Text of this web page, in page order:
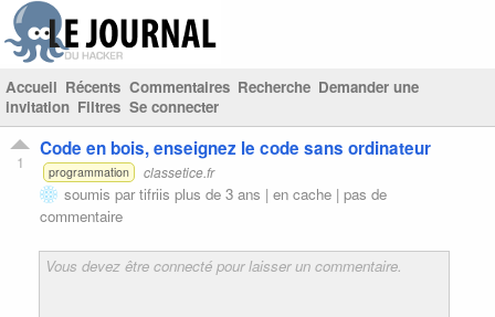
Accueil Récents Commentaires Recherche Demander une
invitation Filtres Se connecter
1
Code en bois, enseignez le code sans ordinateur
programmation classetice.fr
soumis partifriis plus de 3 ans | en cache | pas de
commentaire